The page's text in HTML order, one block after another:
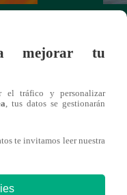
puede
mejorar tu
el tráfico y personalizar
, tus datos se gestionarán
te invitamos leer nuestra